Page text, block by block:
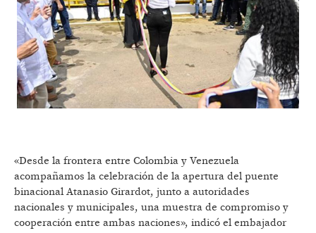
«Desde la frontera entre Colombia y Venezuela
acompañamos la celebración de la apertura del puente
binacional Atanasio Girardot, junto a autoridades
nacionales y municipales, una muestra de compromiso y
cooperación entre ambas naciones», indicó el embajador